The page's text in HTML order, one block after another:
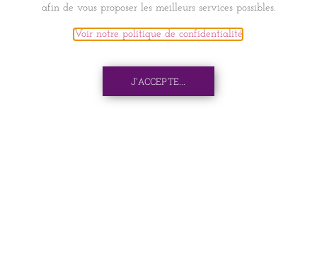
afin de vous proposer les meilleurs services possibles.
Voir notre politique de confidentialité.
J'ACCEPTE...